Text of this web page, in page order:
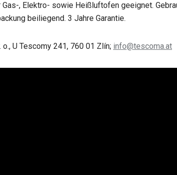
, Elektro- sowie Heißluftofen geeignet.
beiliegend. 3 Jahre Garantie.
o., U Tescomy 241, 760 01 Zlín; info@tescoma.at